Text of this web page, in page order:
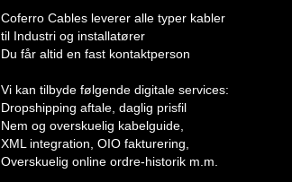
Coferro Cables leverer alle typer kabler
til Industri og installatører
Du får altid en fast kontaktperson
Vi kan tilbyde følgende digitale services:
Dropshipping aftale, daglig prisfil
Nem og overskuelig kabelguide,
XML integration, OIO fakturering,
Overskuelig online ordre-historik m.m.